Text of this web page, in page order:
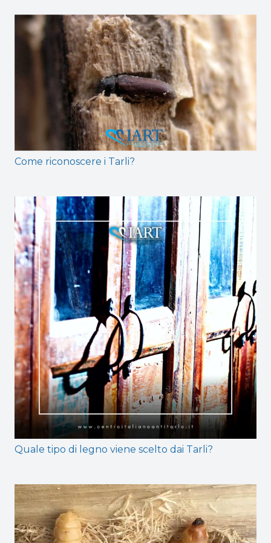
Come riconoscere i Tarli?
Quale tipo di legno viene scelto dai Tarli?